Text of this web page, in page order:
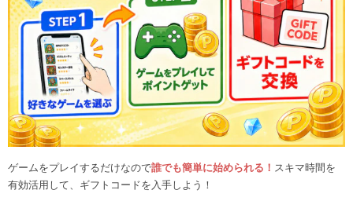
ゲームをプレイするだけなので誰でも簡単に始められる！ スキマ時間を
有効活用して、ギフトコードを入手しよう！